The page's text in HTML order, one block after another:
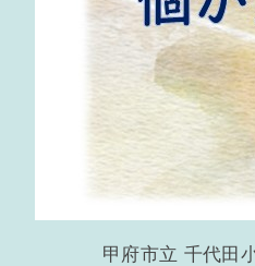
甲府市立 千代田